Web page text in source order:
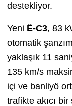
destekliyor.
Yeni Ë-C3, 83
otomatik
yaklaşık 11
135 km/s
içi ve banliyö
trafikte akıcı